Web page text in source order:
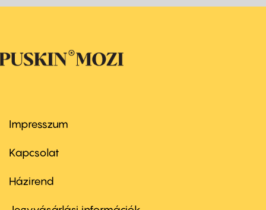
Footer
first
Impresszum
Kapcsolat
Footer
second
Házirend